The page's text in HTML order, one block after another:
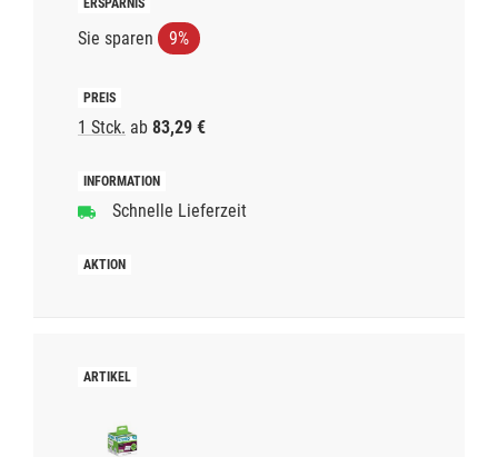
Sie sparen 9%
1 Stck. ab 83,29 €
Schnelle Lieferzeit